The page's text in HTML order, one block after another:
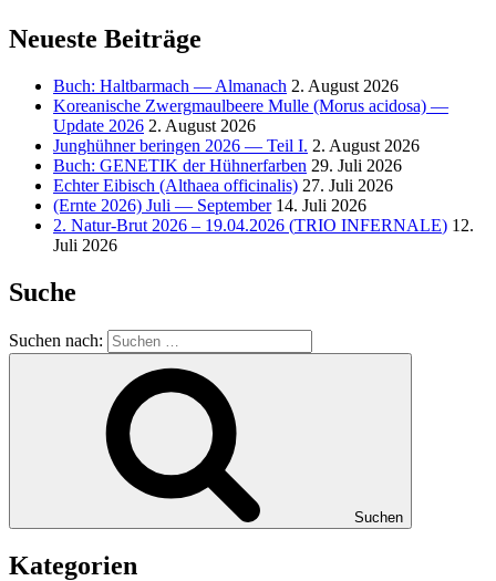
Neueste Beiträge
Buch: Haltbarmach — Almanach 2. August 2026
Koreanische Zwergmaulbeere Mulle (Morus acidosa) —
Update 2026 2. August 2026
Junghühner beringen 2026 — Teil I. 2. August 2026
Buch: GENETIK der Hühnerfarben 29. Juli 2026
Echter Eibisch (Althaea officinalis) 27. Juli 2026
(Ernte 2026) Juli — September 14. Juli 2026
2. Natur-Brut 2026 – 19.04.2026 (TRIO INFERNALE) 12.
Juli 2026
Suche
Suchen nach:
Suchen
Kategorien